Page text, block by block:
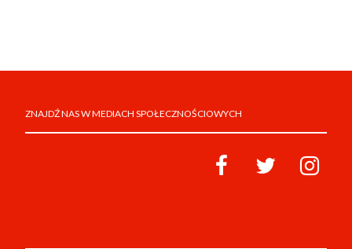
ZNAJDŹ NAS W MEDIACH SPOŁECZNOŚCIOWYCH